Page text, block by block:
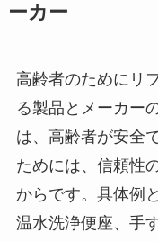
ーカー
高齢者のためにリ
る製品とメーカー
は、高齢者が安全
ためには、信頼性
からです。具体例
温水洗浄便座、手